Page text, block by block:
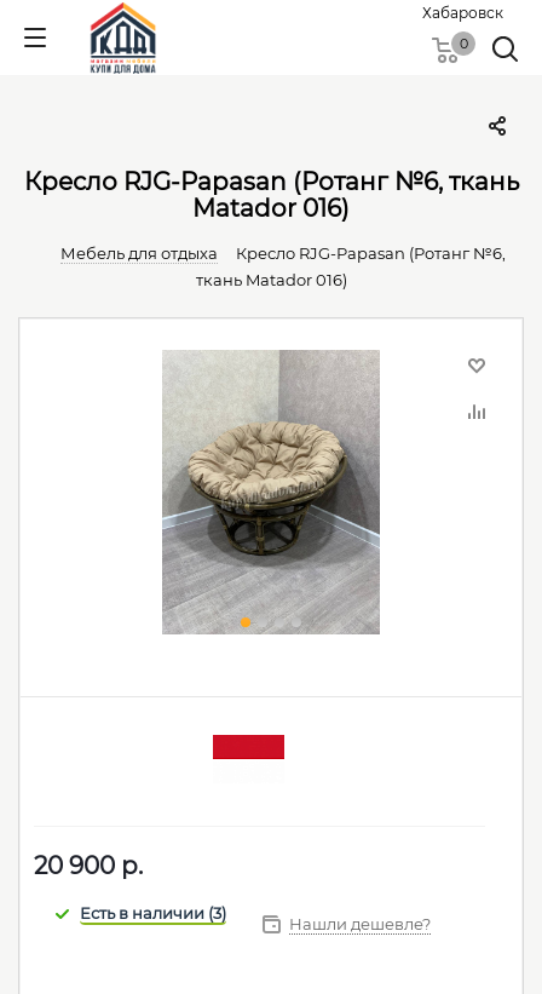
Хабаровск
0
Кресло RJG-Papasan (Ротанг №6, ткань
Matador 016)
Мебель для отдыха
Кресло RJG-Papasan (Ротанг №6,
ткань Matador 016)
20 900 р.
Нашли дешевле?